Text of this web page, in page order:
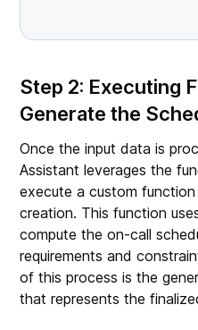
Step 2: Executing
Generate the
Once the input data is
Assistant leverages the
execute a custom
creation. This function
compute the on-call
requirements and
of this process is the
that represents the